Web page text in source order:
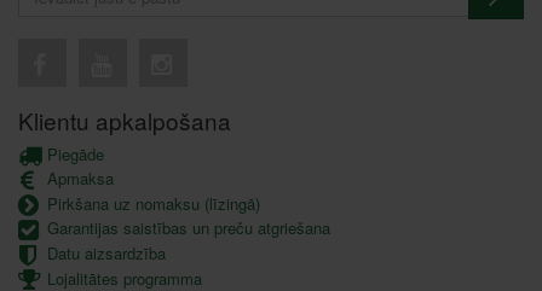
Klientu apkalpošana
Piegāde
Apmaksa
Pirkšana uz nomaksu (līzingā)
Garantijas saistības un preču atgriešana
Datu aizsardzība
Lojalitātes programma